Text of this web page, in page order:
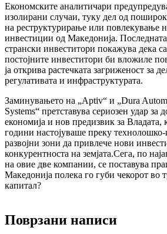
Економските аналитичари
изолирани случаи, туку дел од
на реструктурирање или повлекување
инвестиции од Македонија.
странски инвеститори покажува дека
постојните инвеститори би вложиле
ја открива растечката загриженост за
регулативата и инфраструктурата.
Заминувањето на „Aptiv“ и „Dura
Systems“ претставува сериозен удар за
економија и нов предизвик за Владата,
години настојуваше преку
развојни зони да привлече нови
конкурентноста на земјата.Сега, по
на овие две компании, се поставува
Македонија полека го губи чекорот во
капитал?
Поврзани написи